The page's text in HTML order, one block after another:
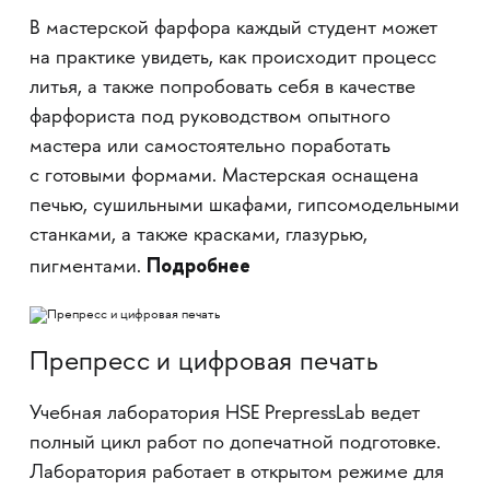
В мастерской фарфора каждый студент может
на практике увидеть, как происходит процесс
литья, а также попробовать себя в качестве
фарфориста под руководством опытного
мастера или самостоятельно поработать
с готовыми формами. Мастерская оснащена
печью, сушильными шкафами, гипсомодельными
станками, а также красками, глазурью,
пигментами. Подробнее
Препресс и цифровая печать
Учебная лаборатория HSE PrepressLab ведет
полный цикл работ по допечатной подготовке.
Лаборатория работает в открытом режиме для